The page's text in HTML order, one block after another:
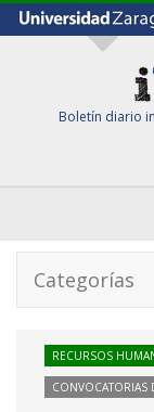
Boletín diario
Categorías
RECURSOS
CONVOCATORIAS